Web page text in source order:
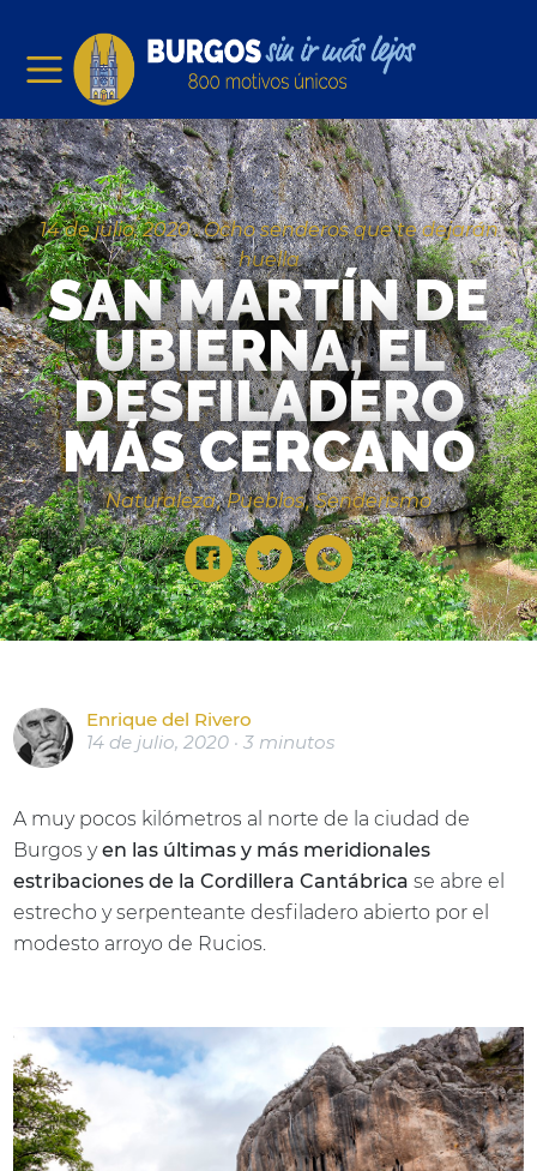
14 de julio, 2020 .Ocho senderos que te dejarán
huella
SAN MARTÍN DE
UBIERNA, EL
DESFILADERO
MÁS CERCANO
Naturaleza Pueblos Senderismo
Enrique del Rivero
14 de julio, 2020 · 3 minutos
A muy pocos kilómetros al norte de la ciudad de
Burgos yen las últimas y más meridionales
estribaciones de la Cordillera Cantábrica se abre el
estrecho y serpenteante desfiladero abierto por el
modesto arroyo de Rucios.